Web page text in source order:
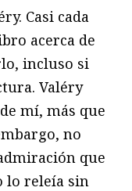
Casi cada
acerca de
incluso si
Valéry
mí, más que
no
que
lo releía sin